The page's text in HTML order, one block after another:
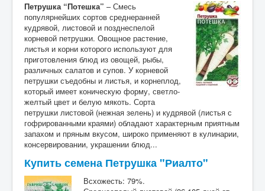
Петрушка “Потешка” – Смесь
популярнейших сортов среднеранней
кудрявой, листовой и позднеспелой
корневой петрушки. Овощное растение,
листья и корни которого используют для
приготовления блюд из овощей, рыбы,
различных салатов и супов. У корневой
петрушки съедобны и листья, и корнеплод,
который имеет коническую форму, светло-
желтый цвет и белую мякоть. Сорта
петрушки листовой (нежная зелень) и кудрявой (листья с
гофрированными краями) обладают характерным приятным
запахом и пряным вкусом, широко применяют в кулинарии,
консервировании, украшении блюд...
Купить семена Петрушка "Риалто"
Всхожесть: 79%.